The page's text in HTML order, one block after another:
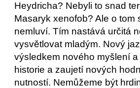
Heydricha? Nebyli to snad
Masaryk xenofob? Ale o tom
nemluví. Tím nastává určitá
vysvětlovat mladým. Nový
výsledkem nového myšlení
historie a zaujetí nových
nutností. Nemůžeme být